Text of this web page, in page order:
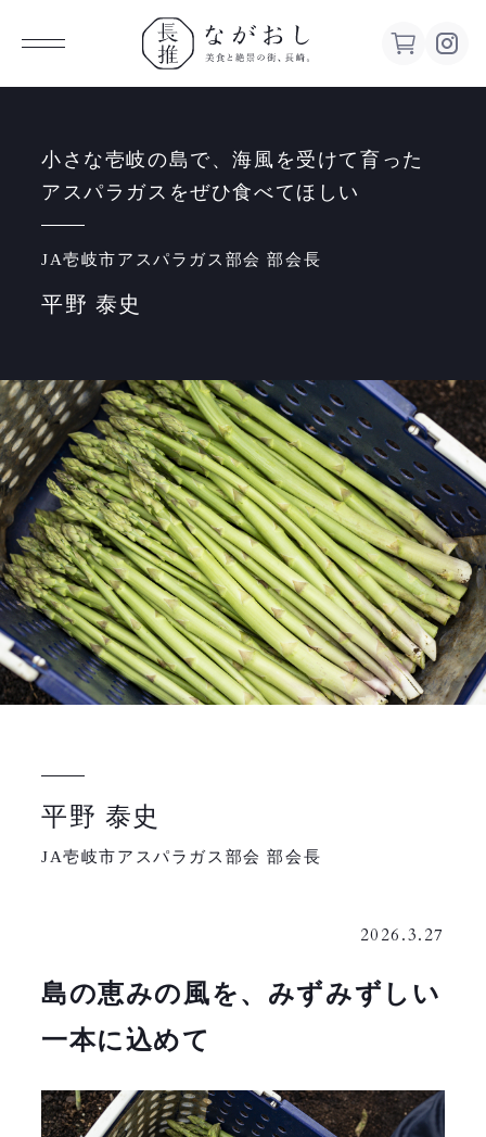
ながお
し 美食
小さな壱岐の島で、海風を受けて育った
アスパラガスをぜひ食べてほしい
JA壱岐市アスパラガス部会 部会長
平野 泰史
平野 泰史
JA壱岐市アスパラガス部会 部会長
2026.3.27
島の恵みの風を、みずみずしい
一本に込めて